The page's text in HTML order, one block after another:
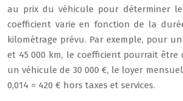
au prix du véhicule pour déterminer
coefficient varie en fonction de la
kilométrage prévu. Par exemple, pour
et 45 000 km, le coefficient pourrait être
un véhicule de 30 000 €, le loyer
0,014 = 420 € hors taxes et services.